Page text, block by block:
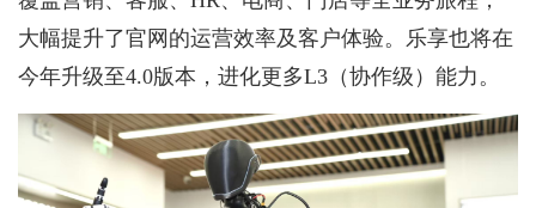
大幅提升了官网的运营效率及客户体验。乐享也将在
今年升级至4.0版本，进化更多L3（协作级）能力。